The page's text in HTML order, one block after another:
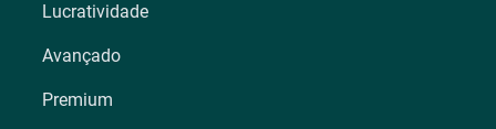
Lucratividade
Avançado
Premium